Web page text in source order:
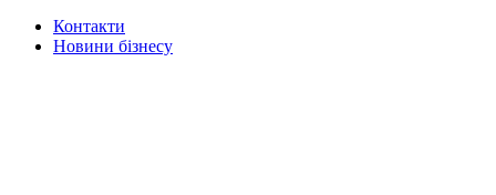
Контакти
Новини бізнесу